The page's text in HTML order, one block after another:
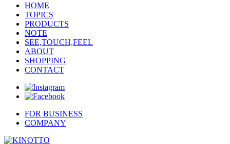
HOME
TOPICS
PRODUCTS
NOTE
SEE,TOUCH,FEEL
ABOUT
SHOPPING
CONTACT
FOR BUSINESS
COMPANY